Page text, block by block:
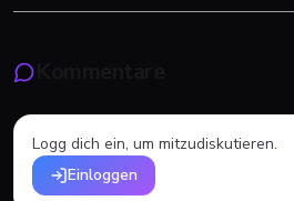
Logg dich ein, um mitzudiskutieren.
Einloggen